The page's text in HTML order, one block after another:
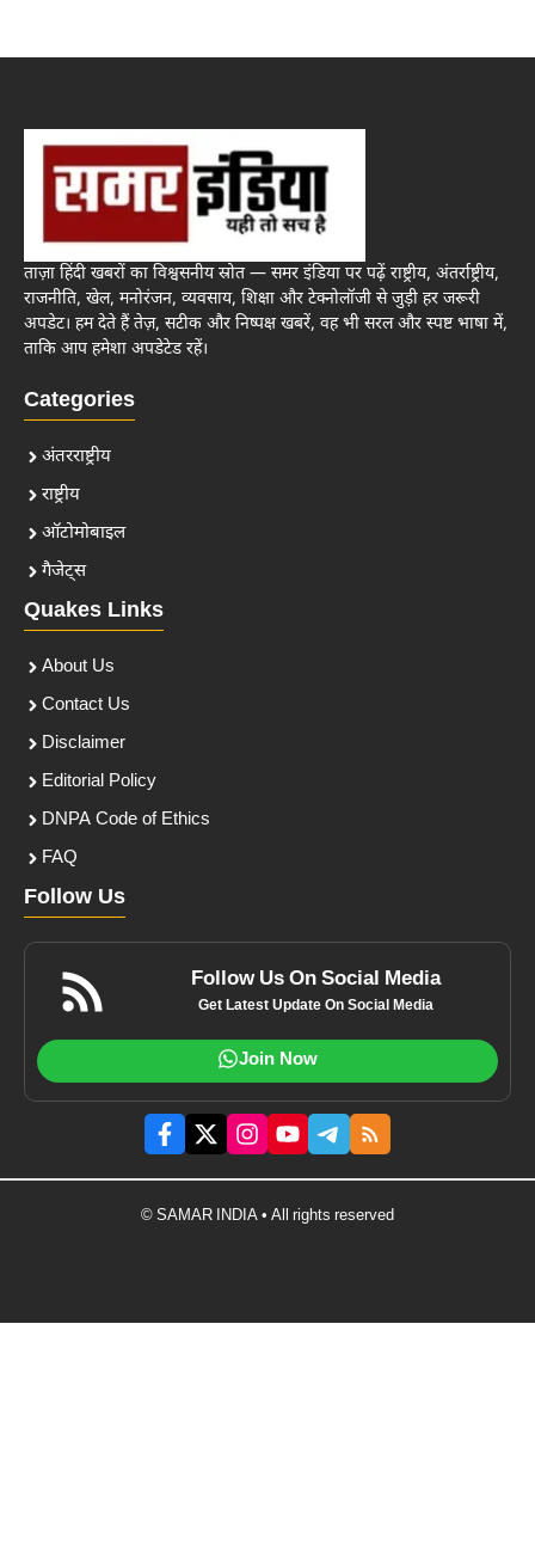
ताज़ा हिंदी खबरों का विश्वसनीय स्रोत — समर इंडिया पर पढ़ें राष्ट्रीय, अंतर्राष्ट्रीय,
राजनीति, खेल, मनोरंजन, व्यवसाय, शिक्षा और टेक्नोलॉजी से जुड़ी हर जरूरी
अपडेट। हम देते हैं तेज़, सटीक और निष्पक्ष खबरें, वह भी सरल और स्पष्ट भाषा में,
ताकि आप हमेशा अपडेटेड रहें।
Categories
अंतरराष्ट्रीय
राष्ट्रीय
ऑटोमोबाइल
गैजेट्स
Quakes Links
About Us
Contact Us
Disclaimer
Editorial Policy
DNPA Code of Ethics
FAQ
Follow Us
Follow Us On Social Media
Get Latest Update On Social Media
Join Now
© SAMAR INDIA • All rights reserved